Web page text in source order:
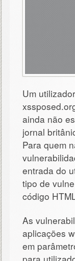
Um
ainda não
jornal
Para quem
entrada do
tipo de
código
As
aplicações
em